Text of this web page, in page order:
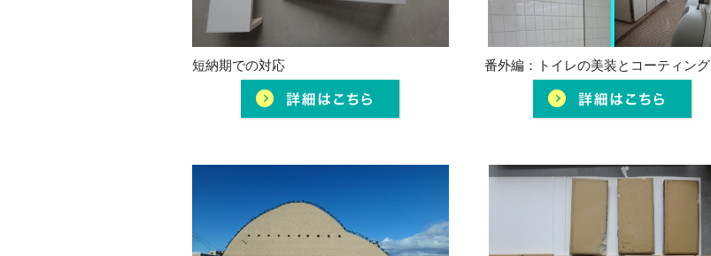
短納期での対応 番外編：トイレの美装とコーティング